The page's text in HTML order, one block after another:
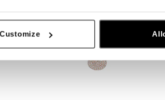
Customize